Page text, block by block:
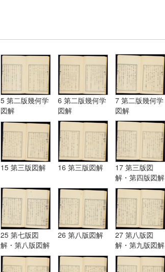
5 第二版幾何学
図解
6 第二版幾何学
図解
7 第二版幾何学
図解
15 第三版図解 16 第三版図解
17 第三版図
解・第四版図解
25 第七版図
解・第八版図解
26 第八版図解
27 第八版図
解・第九版図解